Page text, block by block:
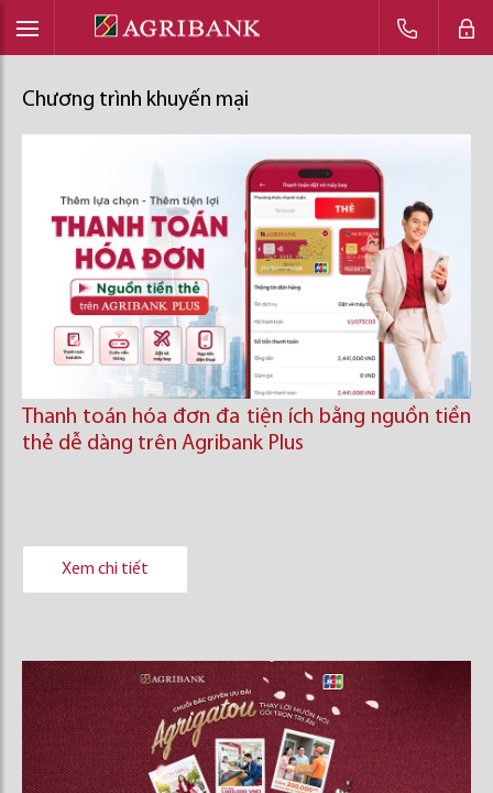
Chương trình khuyến mại
Thanh toán hóa đơn đa tiện ích bằng nguồn tiền
thẻ dễ dàng trên Agribank Plus
Xem chi tiết